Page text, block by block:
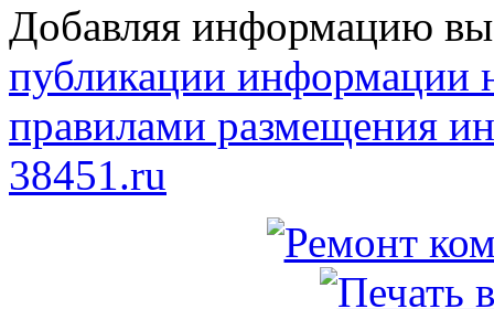
Добавляя информацию вы
публикации
правилами размещения
38451.ru